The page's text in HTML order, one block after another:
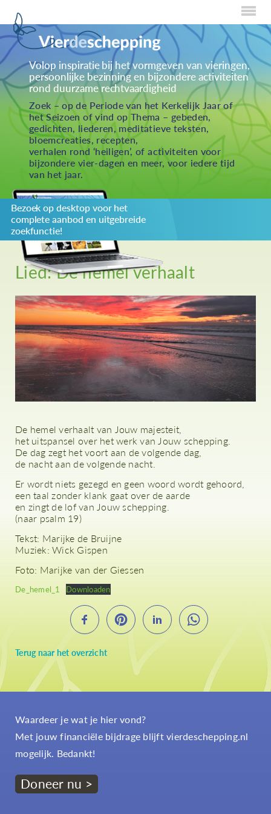
Home
Over Creaties
Over Vieren
Over Eten
Over Activiteiten
Inzenden
Over ons
Privacybeleid
Redactiestatuut
log in
Volop inspiratie bij het vormgeven van vieringen,
persoonlijke bezinning en bijzondere activiteiten
rond duurzame rechtvaardigheid
Zoek – op de Periode van het Kerkelijk Jaar of
het Seizoen of vind op Thema – gebeden,
gedichten, liederen, meditatieve teksten,
bloemcreaties, recepten,
verhalen rond ‘heiligen’, of activiteiten voor
bijzondere vier-dagen en meer, voor iedere tijd
van het jaar.
Bezoek op desktop voor het
complete aanbod en uitgebreide
zoekfunctie!
Terug naar het overzicht
Lied: De hemel verhaalt
De hemel verhaalt van Jouw majesteit,
het uitspansel over het werk van Jouw schepping.
De dag zegt het voort aan de volgende dag,
de nacht aan de volgende nacht.
Er wordt niets gezegd en geen woord wordt gehoord,
een taal zonder klank gaat over de aarde
en zingt de lof van Jouw schepping.
(naar psalm 19)
Tekst: Marijke de Bruijne
Muziek: Wick Gispen
Foto: Marijke van der Giessen
De_hemel_1 Downloaden
Waardeer je wat je hier vond?
Met jouw financiële bijdrage blijft vierdeschepping.nl
mogelijk. Bedankt!
Doneer nu >